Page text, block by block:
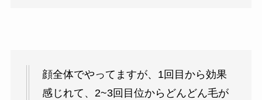
顔全体でやってますが、1回目から効果
感じれて、2~3回目位からどんどん毛が